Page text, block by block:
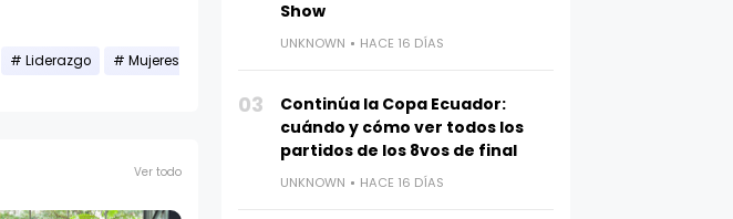
Liderazgo
Mujeres
Ver todo
Show
UNKNOWN HACE 16 DÍAS
03
Continúa la Copa Ecuador:
cuándo y cómo ver todos los
partidos de los 8vos de final
UNKNOWN HACE 16 DÍAS